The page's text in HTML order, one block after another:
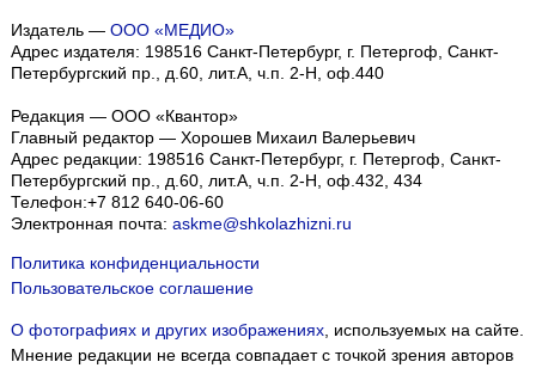
Издатель — ООО «МЕДИО»
Адрес издателя: 198516 Санкт-Петербург, г. Петергоф, Санкт-
Петербургский пр., д.60, лит.А, ч.п. 2-Н, оф.440
Редакция — ООО «Квантор»
Главный редактор — Хорошев Михаил Валерьевич
Адрес редакции: 198516 Санкт-Петербург, г. Петергоф Санкт-
Петербургский пр., д.60, лит.А, ч.п. 2-Н, оф.432, 434
Телефон:+7 812 640-06-60
Электронная почта: askme@shkolazhizni.ru
Политика конфиденциальности
Пользовательское соглашение
О фотографиях и других изображениях, используемых на сайте.
Мнение редакции не всегда совпадает с точкой зрения авторов